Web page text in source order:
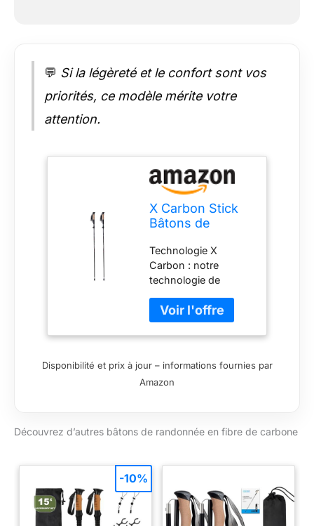
💬 Si la légèreté et le confort sont vos
priorités, ce modèle mérite votre
attention.
X Carbon Stick
Bâtons de
PRO | X Carbon
Tech en fibre de
carbone
Technologie X
Carbon : notre
technologie de
entrelace les brins de
fibre de carbone
dans un motif unique
maximisant la
résistance et la
ultra léger Prise en
confortable et des
propriétés
Disponibilité et prix à jour – informations fournies par
Amazon
Découvrez d’autres bâtons de randonnée en fibre de carbone
-10%